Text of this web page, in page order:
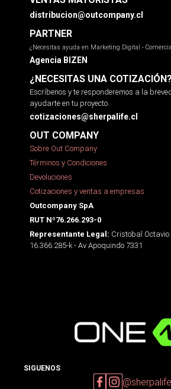
distribucion@outcompany.cl
PARTNER
¿Necesitas ayuda en Marketing Digital -
Agencia BIZEN
¿NECESITAS UNA COTIZACIÓN?
Escríbenos y te responderemos a la
ayudarte en tu proyecto.
cotizaciones@sherpalife.cl
OUT COMPANY
Sobre Out Company
Términos y Condiciones
Devoluciones
Cotizaciones y ventas a empresas
Outcompany SpA
RUT Nº76.266.293-0
Representante Legal: Cristobal
16.366.285-k - Av Apoquindo 7331
SIGUENOS
@sherpalife